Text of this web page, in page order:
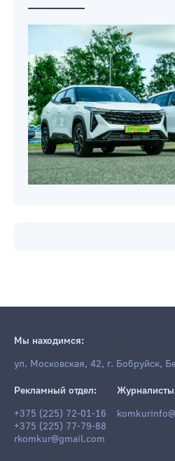
Мы находимся:
ул. Московская, 42, г. Бобруйск,
Рекламный отдел:
+375 (225) 72-01-16
+375 (225) 77-79-88
rkomkur@gmail.com